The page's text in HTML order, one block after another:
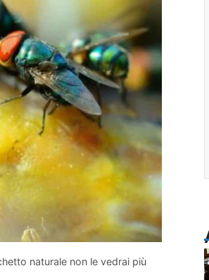
naturale non le vedrai più